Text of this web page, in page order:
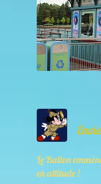
Le Ballon
en altitude !